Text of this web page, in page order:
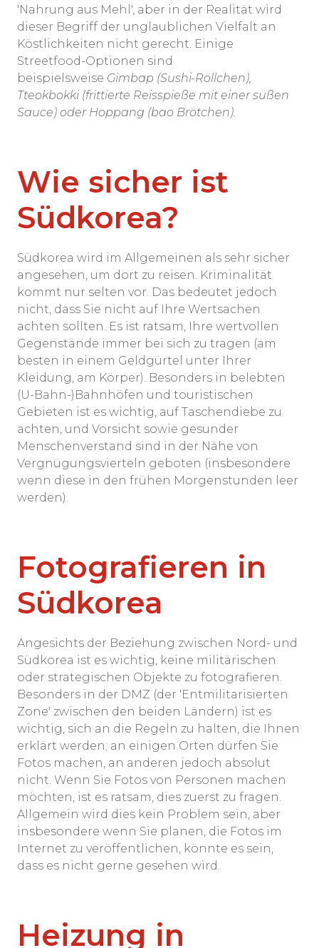
'Nahrung aus Mehl', aber in der Realität wird
dieser Begriff der unglaublichen Vielfalt an
Köstlichkeiten nicht gerecht. Einige
Streetfood-Optionen sind
beispielsweise Gimbap (Sushi-Röllchen),
Tteokbokki (frittierte Reisspieße mit einer süßen
Sauce) oder Hoppang (bao Brötchen).
Wie sicher ist
Südkorea?
Südkorea wird im Allgemeinen als sehr sicher
angesehen, um dort zu reisen. Kriminalität
kommt nur selten vor. Das bedeutet jedoch
nicht, dass Sie nicht auf Ihre Wertsachen
achten sollten. Es ist ratsam, Ihre wertvollen
Gegenstände immer bei sich zu tragen (am
besten in einem Geldgürtel unter Ihrer
Kleidung, am Körper). Besonders in belebten
(U-Bahn-)Bahnhöfen und touristischen
Gebieten ist es wichtig, auf Taschendiebe zu
achten, und Vorsicht sowie gesunder
Menschenverstand sind in der Nähe von
Vergnügungsvierteln geboten (insbesondere
wenn diese in den frühen Morgenstunden leer
werden).
Fotografieren in
Südkorea
Angesichts der Beziehung zwischen Nord- und
Südkorea ist es wichtig, keine militärischen
oder strategischen Objekte zu fotografieren.
Besonders in der DMZ (der 'Entmilitarisierten
Zone' zwischen den beiden Ländern) ist es
wichtig, sich an die Regeln zu halten, die Ihnen
erklärt werden; an einigen Orten dürfen Sie
Fotos machen, an anderen jedoch absolut
nicht. Wenn Sie Fotos von Personen machen
möchten, ist es ratsam, dies zuerst zu fragen.
Allgemein wird dies kein Problem sein, aber
insbesondere wenn Sie planen, die Fotos im
Internet zu veröffentlichen, könnte es sein,
dass es nicht gerne gesehen wird.
Heizung in